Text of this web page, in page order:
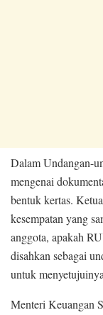
Dalam Undangan-
mengenai
bentuk kertas.
kesempatan yang
anggota, apakah
disahkan sebagai
untuk
Menteri Keuangan